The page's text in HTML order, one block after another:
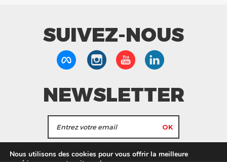
SUIVEZ-NOUS
NEWSLETTER
J'accepte de recevoir les actualités et les
Nous utilisons des cookies pour vous offrir la meilleure